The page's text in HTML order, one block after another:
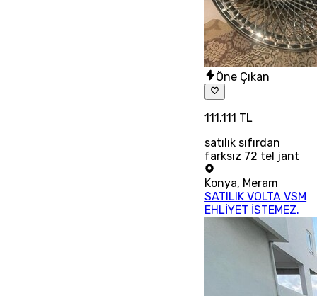
Öne Çıkan
111.111 TL
satılık sıfırdan
farksız 72 tel jant
Konya, Meram
SATILIK VOLTA VSM
EHLİYET İSTEMEZ.